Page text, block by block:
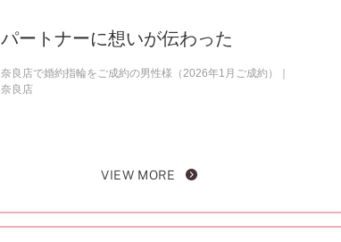
パートナーに想いが伝わった
奈良店で婚約指輪をご成約の男性様（2026年1月ご成約）
奈良店
VIEW MORE